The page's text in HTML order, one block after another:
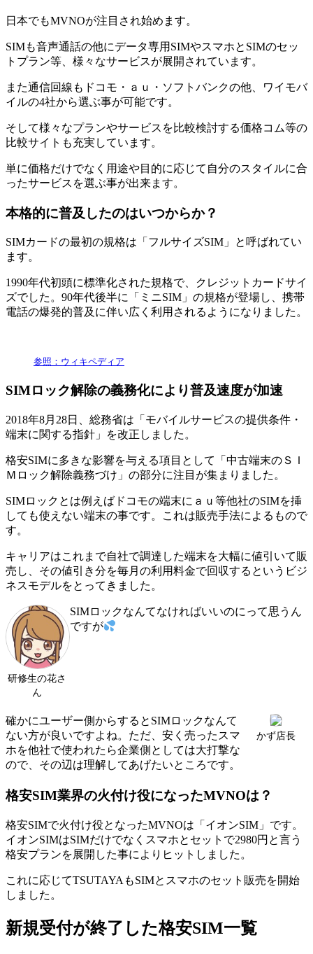
日本でもMVNOが注目され始めます。
SIMも音声通話の他にデータ専用SIMやスマホとSIMのセッ
トプラン等、様々なサービスが展開されています。
また通信回線もドコモ・ａｕ・ソフトバンクの他、ワイモバ
イルの4社から選ぶ事が可能です。
そして様々なプランやサービスを比較検討する価格コム等の
比較サイトも充実しています。
単に価格だけでなく用途や目的に応じて自分のスタイルに合
ったサービスを選ぶ事が出来ます。
本格的に普及したのはいつからか？
SIMカードの最初の規格は「フルサイズSIM」と呼ばれてい
ます。
1990年代初頭に標準化された規格で、クレジットカードサイ
ズでした。90年代後半に「ミニSIM」の規格が登場し、携帯
電話の爆発的普及に伴い広く利用されるようになりました。
参照：ウィキペディア
SIMロック解除の義務化により普及速度が加速
2018年8月28日、総務省は「モバイルサービスの提供条件・
端末に関する指針」を改正しました。
格安SIMに多きな影響を与える項目として「中古端末のＳＩ
Ｍロック解除義務づけ」の部分に注目が集まりました。
SIMロックとは例えばドコモの端末にａｕ等他社のSIMを挿
しても使えない端末の事です。これは販売手法によるもので
す。
キャリアはこれまで自社で調達した端末を大幅に値引いて販
売し、その値引き分を毎月の利用料金で回収するというビジ
ネスモデルをとってきました。
研修生の花さ
ん
SIMロックなんてなければいいのにって思うん
ですが
確かにユーザー側からするとSIMロックなんて
ない方が良いですよね。ただ、安く売ったスマ
ホを他社で使われたら企業側としては大打撃な
ので、その辺は理解してあげたいところです。
かず店長
格安SIM業界の火付け役になったMVNOは？
格安SIMで火付け役となったMVNOは「イオンSIM」です。
イオンSIMはSIMだけでなくスマホとセットで2980円と言う
格安プランを展開した事によりヒットしました。
これに応じてTSUTAYAもSIMとスマホのセット販売を開始
しました。
新規受付が終了した格安SIM一覧